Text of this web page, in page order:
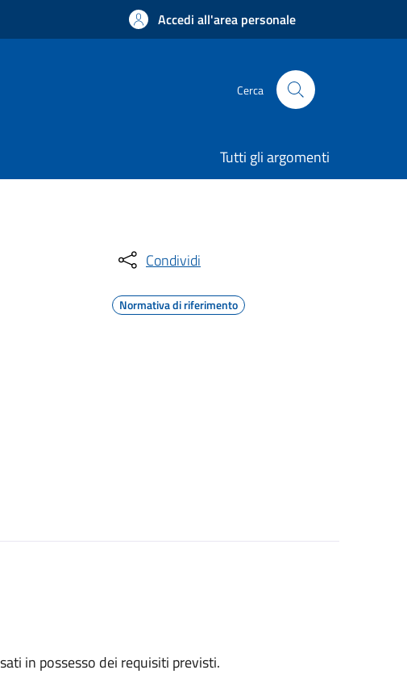
Accedi all'area personale
Cerca
Tutti gli argomenti
Condividi
Normativa di riferimento
in possesso dei requisiti previsti.